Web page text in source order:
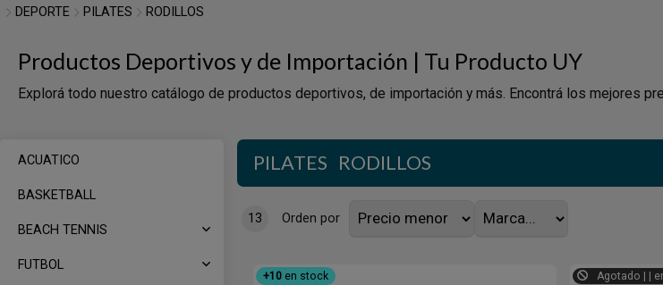
DEPORTE PILATES RODILLOS
Productos Deportivos y de Importación | Tu Producto UY
Explorá todo nuestro catálogo de productos deportivos, de importación y más. Encontrá los mejores
ACUATICO
BASKETBALL
BEACH TENNIS
FUTBOL
PILATES RODILLOS
13 Orden por
+10en stock Agotado | |